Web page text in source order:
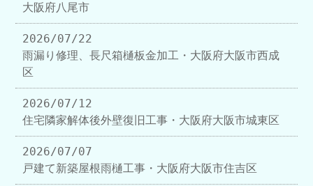
大阪府八尾市
2026/07/22
雨漏り修理、長尺箱樋板金加工・大阪府大阪市西成
区
2026/07/12
住宅隣家解体後外壁復旧工事・大阪府大阪市城東区
2026/07/07
戸建て新築屋根雨樋工事・大阪府大阪市住吉区